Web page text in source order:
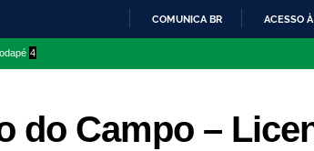
O
COMUNICA BR ACESSO
4
do Campo –